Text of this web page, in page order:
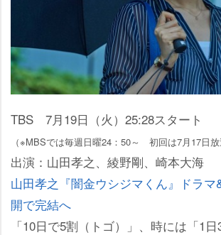
TBS 7月19日（火）25:28スタート
（※MBSでは毎週日曜24：50～ 初回は7月17日放
出演：山田孝之、綾野剛、崎本大海
山田孝之『闇金ウシジマくん』ドラマ
開で完結へ
「10日で5割（トゴ）」、時には「1